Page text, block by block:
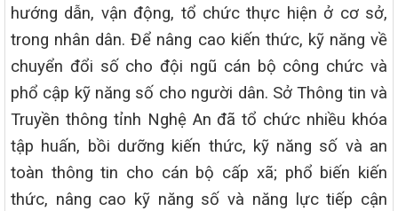
hướng dẫn, vận động, tổ chức thực hiện ở cơ sở,
trong nhân dân. Để nâng cao kiến thức, kỹ năng về
chuyển đổi số cho đội ngũ cán bộ công chức và
phổ cập kỹ năng số cho người dân. Sở Thông tin và
Truyền thông tỉnh Nghệ An đã tổ chức nhiều khóa
tập huấn, bồi dưỡng kiến thức, kỹ năng số và an
toàn thông tin cho cán bộ cấp xã; phổ biến kiến
thức, nâng cao kỹ năng số và năng lực tiếp cận